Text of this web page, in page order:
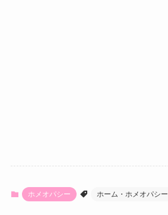
ホメオパシー ホーム・ホメオパシー